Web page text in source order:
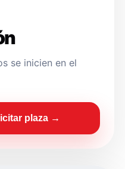
se inicien en el
plaza →